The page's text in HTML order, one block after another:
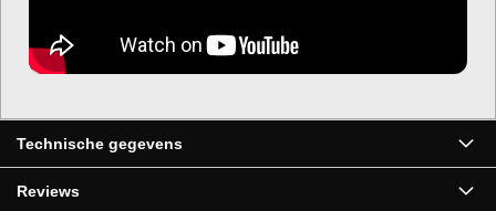
Technische gegevens
Reviews